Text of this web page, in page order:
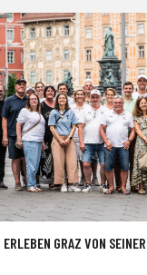
GRAZ VON